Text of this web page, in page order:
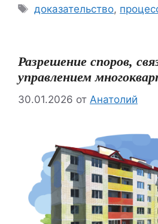
Метки
доказательство,
Разрешение споров,
управлением
30.01.2026 от Анатолий